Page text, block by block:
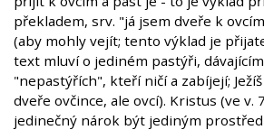
překladem, srv. "já jsem dveře k
(aby mohly vejít; tento výklad je
text mluví o jediném pastýři,
"nepastýřích", kteří ničí a zabíjejí;
dveře ovčince, ale ovcí). Kristus (ve v.
jedinečný nárok být jediným